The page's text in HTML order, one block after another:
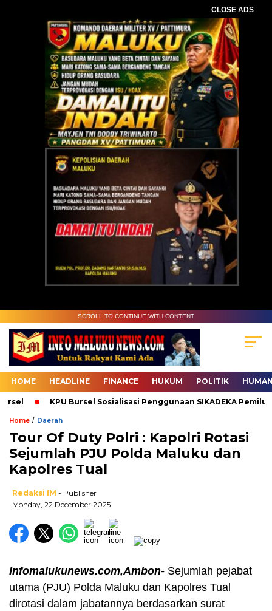
CLOSE ADS
SCROLL TO CONTINUE WITH CONTENT
HOME HEADLINE FINANCE HUKUM POLITIK
KPU Bursel Sosialisasi Penggunaan SIKADEKA Pemilu
Home / Daerah
Tour Of Duty Polri : Kapolri Rotasi
Sejumlah PJU Polda Maluku dan
Kapolres Tual
Redaksi IM - Publisher
Monday, 22 December 2025
Infomalukunews.com,Ambon- Sejumlah pejabat
utama (PJU) Polda Maluku dan Kapolres Tual
dirotasi dalam jabatannya berdasarkan surat